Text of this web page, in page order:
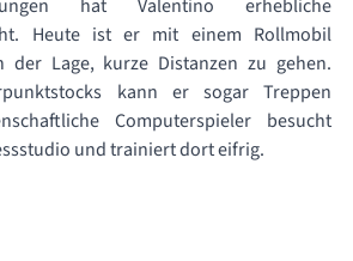
hat Valentino erhebliche
Heute ist er mit einem Rollmobil
der Lage, kurze Distanzen zu gehen.
kann er sogar Treppen
Computerspieler besucht
und trainiert dort eifrig.